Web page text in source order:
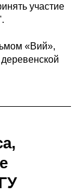
участие
«Вий»,